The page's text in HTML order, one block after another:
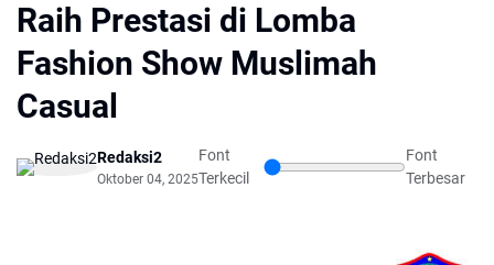
Raih Prestasi di Lomba
Fashion Show Muslimah
Casual
Redaksi2
Oktober 04, 2025
Font
Terkecil
Font
Terbesar